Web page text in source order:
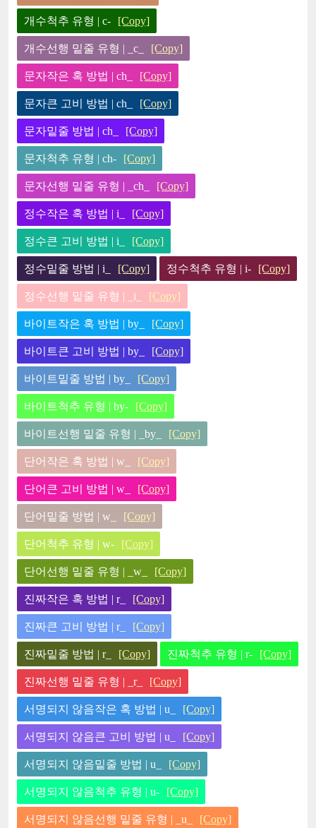
개수척추 유형 | c- [Copy]
개수선행 밑줄 유형 | _c_ [Copy]
문자작은 혹 방법 | ch_ [Copy]
문자큰 고비 방법 | ch_ [Copy]
문자밑줄 방법 | ch_ [Copy]
문자척추 유형 | ch- [Copy]
문자선행 밑줄 유형 | _ch_ [Copy]
정수작은 혹 방법 | i_ [Copy]
정수큰 고비 방법 | i_ [Copy]
정수밑줄 방법 | i_ [Copy] 정수척추 유형 | i- [Copy]
정수선행 밑줄 유형 | _i_ [Copy]
바이트작은 혹 방법 | by_ [Copy]
바이트큰 고비 방법 | by_ [Copy]
바이트밑줄 방법 | by_ [Copy]
바이트척추 유형 | by- [Copy]
바이트선행 밑줄 유형 | _by_ [Copy]
단어작은 혹 방법 | w_ [Copy]
단어큰 고비 방법 | w_ [Copy]
단어밑줄 방법 | w_ [Copy]
단어척추 유형 | w- [Copy]
단어선행 밑줄 유형 | _w_ [Copy]
진짜작은 혹 방법 | r_ [Copy]
진짜큰 고비 방법 | r_ [Copy]
진짜밑줄 방법 | r_ [Copy] 진짜척추 유형 | r- [Copy]
진짜선행 밑줄 유형 | _r_ [Copy]
서명되지 않음작은 혹 방법 | u_ [Copy]
서명되지 않음큰 고비 방법 | u_ [Copy]
서명되지 않음밑줄 방법 | u_ [Copy]
서명되지 않음척추 유형 | u- [Copy]
서명되지 않음선행 밑줄 유형 | _u_ [Copy]